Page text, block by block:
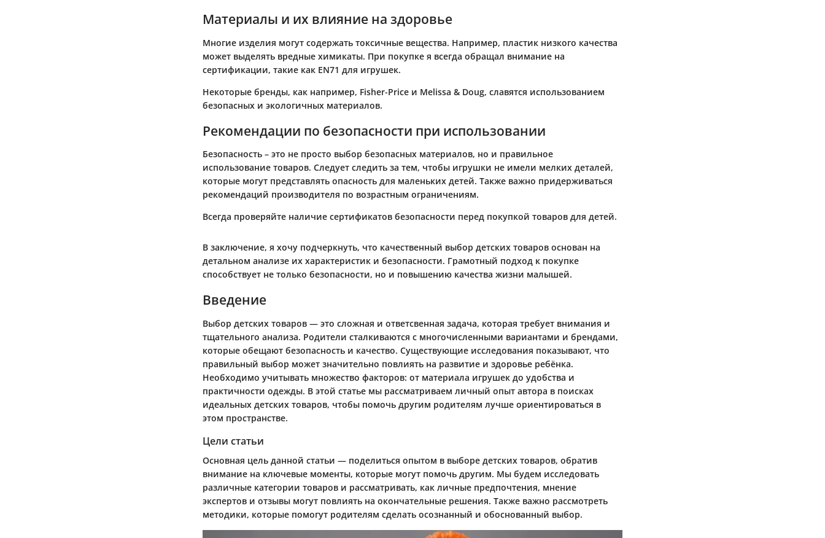
Материалы и их влияние на здоровье
Многие изделия могут содержать токсичные вещества. Например, пластик низкого качества
может выделять вредные химикаты. При покупке я всегда обращал внимание на
сертификации, такие как EN71 для игрушек.
Некоторые бренды, как например, Fisher-Price и Melissa & Doug, славятся использованием
безопасных и экологичных материалов.
Рекомендации по безопасности при использовании
Безопасность – это не просто выбор безопасных материалов, но и правильное
использование товаров. Следует следить за тем, чтобы игрушки не имели мелких деталей,
которые могут представлять опасность для маленьких детей. Также важно придерживаться
рекомендаций производителя по возрастным ограничениям.
Всегда проверяйте наличие сертификатов безопасности перед покупкой товаров для детей.
В заключение, я хочу подчеркнуть, что качественный выбор детских товаров основан на
детальном анализе их характеристик и безопасности. Грамотный подход к покупке
способствует не только безопасности, но и повышению качества жизни малышей.
Введение
Выбор детских товаров — это сложная и ответсвенная задача, которая требует внимания и
тщательного анализа. Родители сталкиваются с многочисленными вариантами и брендами,
которые обещают безопасность и качество. Существующие исследования показывают, что
правильный выбор может значительно повлиять на развитие и здоровье ребёнка.
Необходимо учитывать множество факторов: от материала игрушек до удобства и
практичности одежды. В этой статье мы рассматриваем личный опыт автора в поисках
идеальных детских товаров, чтобы помочь другим родителям лучше ориентироваться в
этом пространстве.
Цели статьи
Основная цель данной статьи — поделиться опытом в выборе детских товаров, обратив
внимание на ключевые моменты, которые могут помочь другим. Мы будем исследовать
различные категории товаров и рассматривать, как личные предпочтения, мнение
экспертов и отзывы могут повлиять на окончательные решения. Также важно рассмотреть
методики, которые помогут родителям сделать осознанный и обоснованный выбор.